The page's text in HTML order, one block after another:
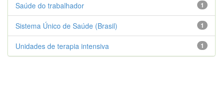
1
Saúde do trabalhador
1
Sistema Único de Saúde (Brasil)
1
Unidades de terapia intensiva